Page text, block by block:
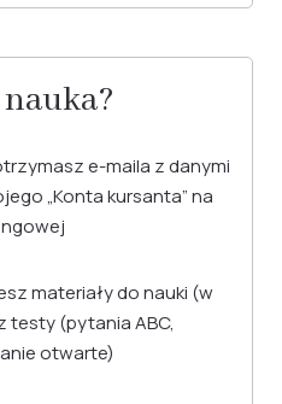
e-maila z danymi
„Konta kursanta” na
materiały do nauki (w
testy (pytania ABC,
otwarte)